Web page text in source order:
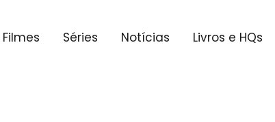
Filmes Séries Notícias Livros e HQs